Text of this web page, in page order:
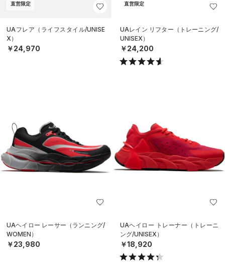
直営限定
UAフレア（ライフスタイル/UNISE
X）
￥24,970
直営限定
UAレイン リフター（トレーニング/
UNISEX）
￥24,200
UAヘイロー レーサー（ランニング/
WOMEN）
￥23,980
UAヘイロー トレーナー（トレーニ
ング/UNISEX）
￥18,920